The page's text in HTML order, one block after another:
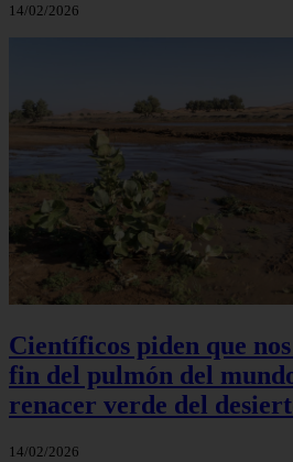
14/02/2026
Científicos piden que
fin del pulmón del
renacer verde del
14/02/2026